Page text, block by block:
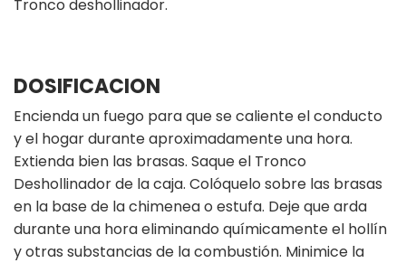
Tronco deshollinador.
DOSIFICACION
Encienda un fuego para que se caliente el conducto
y el hogar durante aproximadamente una hora.
Extienda bien las brasas. Saque el Tronco
Deshollinador de la caja. Colóquelo sobre las brasas
en la base de la chimenea o estufa. Deje que arda
durante una hora eliminando químicamente el hollín
y otras substancias de la combustión. Minimice la